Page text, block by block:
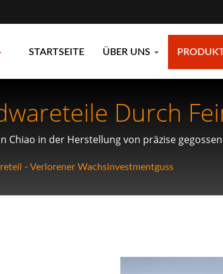
STARTSEITE ÜBER UNS
Durch
Chiao in der Herstellung von präzise
- Verlorener Wachsinvestmentguss